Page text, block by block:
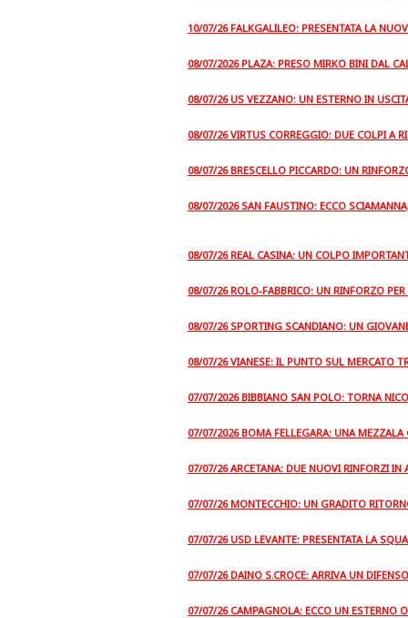
10/07/26 FALKGALILEO: PRESENTATA LA
08/07/2026 PLAZA: PRESO MIRKO BINI DAL
08/07/26 US VEZZANO: UN ESTERNO IN
08/07/26 VIRTUS CORREGGIO: DUE COLPI A
08/07/26 BRESCELLO PICCARDO: UN
08/07/2026 SAN FAUSTINO: ECCO
08/07/26 REAL CASINA: UN COLPO
08/07/26 ROLO-FABBRICO: UN RINFORZO
08/07/26 SPORTING SCANDIANO: UN
08/07/26 VIANESE: IL PUNTO SUL MERCATO
07/07/2026 BIBBIANO SAN POLO: TORNA
07/07/2026 BOMA FELLEGARA: UNA
07/07/26 ARCETANA: DUE NUOVI RINFORZI IN
07/07/26 MONTECCHIO: UN GRADITO
07/07/26 USD LEVANTE: PRESENTATA LA
07/07/26 DAINO S.CROCE: ARRIVA UN
07/07/26 CAMPAGNOLA: ECCO UN ESTERNO